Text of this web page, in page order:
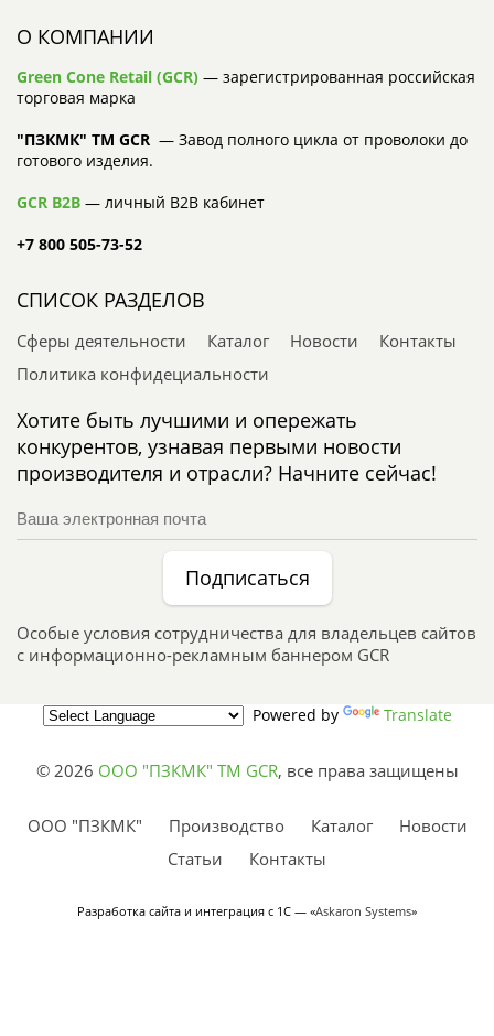
О КОМПАНИИ
Green Cone Retail (GCR) — зарегистрированная российская
торговая марка
"ПЗКМК" TM GCR — Завод полного цикла от проволоки до
готового изделия.
GCR B2B — личный B2B кабинет
+7 800 505-73-52
СПИСОК РАЗДЕЛОВ
Сферы деятельности Каталог Новости
Контакты
Политика конфидециальности
Хотите быть лучшими и опережать
конкурентов, узнавая первыми новости
производителя и отрасли? Начните сейчас!
Подписаться
Особые условия сотрудничества для владельцев сайтов
с информационно-рекламным баннером GCR
Powered by Translate
© 2026 ООО "ПЗКМК" TM GCR, все права защищены
ООО "ПЗКМК" Производство Каталог
Новости
Статьи
Контакты
Разработка сайта и интеграция с 1С — «Askaron Systems»